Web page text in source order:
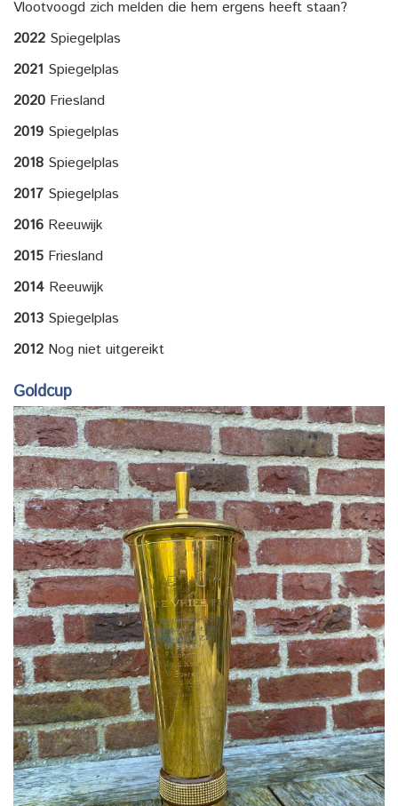
Vlootvoogd zich melden die hem ergens heeft staan?
2022 Spiegelplas
2021 Spiegelplas
2020 Friesland
2019 Spiegelplas
2018 Spiegelplas
2017 Spiegelplas
2016 Reeuwijk
2015 Friesland
2014 Reeuwijk
2013 Spiegelplas
2012 Nog niet uitgereikt
Goldcup